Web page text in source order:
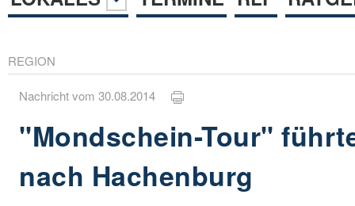
REGION
Nachricht vom 30.08.2014
"Mondschein-Tour"
nach Hachenburg